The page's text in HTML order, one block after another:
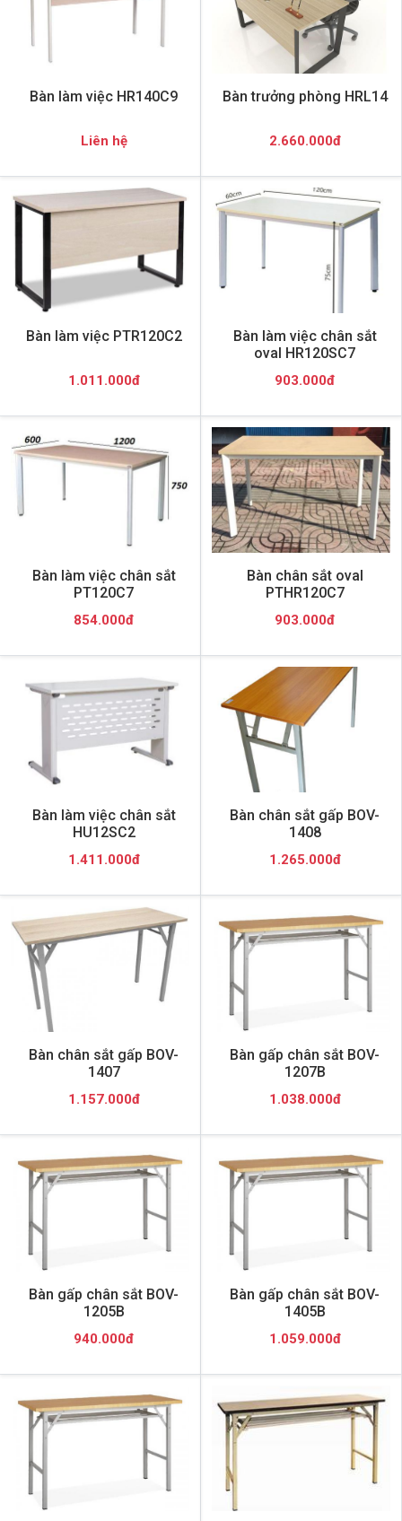
Bàn làm việc HR140C9
Liên hệ
Bàn trưởng phòng HRL14
2.660.000đ
Bàn làm việc PTR120C2
1.011.000đ
Bàn làm việc chân sắt
oval HR120SC7
903.000đ
Bàn làm việc chân sắt
PT120C7
854.000đ
Bàn chân sắt oval
PTHR120C7
903.000đ
Bàn làm việc chân sắt
HU12SC2
1.411.000đ
Bàn chân sắt gấp BOV-
1408
1.265.000đ
Bàn chân sắt gấp BOV-
1407
1.157.000đ
Bàn gấp chân sắt BOV-
1207B
1.038.000đ
Bàn gấp chân sắt BOV-
1205B
940.000đ
Bàn gấp chân sắt BOV-
1405B
1.059.000đ